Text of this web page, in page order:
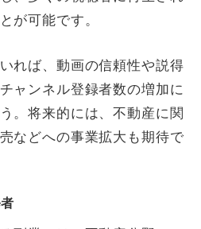
が可能です。
れば、動画の信頼性や説得
ャンネル登録者数の増加に
。将来的には、不動産に関
などへの事業拡大も期待で